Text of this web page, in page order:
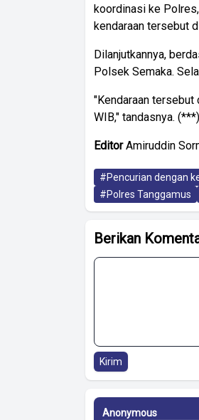
koordinasi ke
kendaraan tersebut
Dilanjutkannya,
Polsek Semaka.
"Kendaraan
WIB," tandasnya. (***)
EditorAmiruddin
#Pencurian dengan
#Polres Tanggamus
Berikan
Kirim
Anonymous